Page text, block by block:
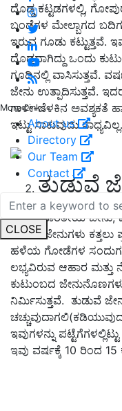
More Links
About us
Directory
Our Team
Contact
CLOSE
ದೊಡ್ಡ ಕಟ್ಟಡಗಳಲ್ಲಿ,
ಬಂಡೆಗಳ ಮೇಲ್ಬಾಗದ
ಇರುವ ಗೂಡು ಕಟ್ಟುತ್ತವೆ.
ದೊಡ್ಡದಾಗಿದ್ದು ಒಂದು
ಗೂಡಿನಲ್ಲಿ ವಾಸಿಸುತ್ತವೆ.
ಜೇನು ಉತ್ಪಾದಿಸುತ್ತವೆ.
ಗಾಳೀ-ಬೆಳಕಿನ ಅವಶ್ಯಕತೆ
ಇಟ್ಟು ಸಾಕುವುದು ಸಾಧ್ಯವಿಲ್ಲ.
ತುಡುವೆ
ಇದನ್ನು ಭಾರತೀಯ
ತುಡುವೆ ಜೇನುಗಳು
ಹಳೆಯ ಗೋಡೆಗಳ
ಲಭ್ಯವಿರುವ ಆಹಾರ
ಕುಟುಂಬದ
ನಿರ್ಮಿಸುತ್ತವೆ. ತುಡುವೆ
ಇವುಗಳನ್ನು
ಇವು ವರ್ಷಕ್ಕೆ 10 ರಿಂದ 15